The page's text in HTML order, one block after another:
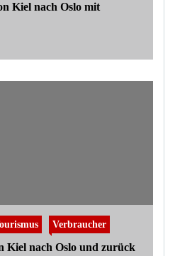
Kiel nach Oslo mit
Verbraucher
Kiel nach Oslo und zurück